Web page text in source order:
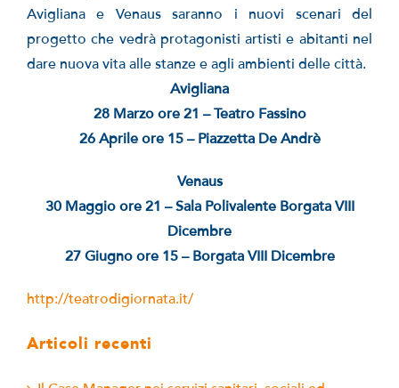
Avigliana e Venaus saranno i nuovi scenari del
progetto che vedrà protagonisti artisti e abitanti nel
dare nuova vita alle stanze e agli ambienti delle città.
Avigliana
28 Marzo ore 21 – Teatro Fassino
26 Aprile ore 15 – Piazzetta De Andrè
Venaus
30 Maggio ore 21 – Sala Polivalente Borgata VIII
Dicembre
27 Giugno ore 15 – Borgata VIII Dicembre
http://teatrodigiornata.it/
Articoli recenti